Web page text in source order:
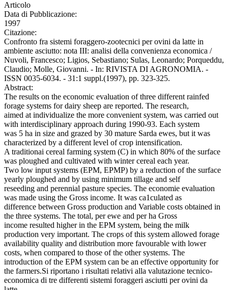
Articolo
Data di Pubblicazione:
1997
Citazione:
Confronto fra sistemi foraggero-zootecnici per ovini da latte in
ambiente asciutto: nota III: analisi della convenienza economica /
Nuvoli, Francesco; Ligios, Sebastiano; Sulas, Leonardo; Porqueddu,
Claudio; Molle, Giovanni. - In: RIVISTA DI AGRONOMIA. -
ISSN 0035-6034. - 31:1 suppl.(1997), pp. 323-325.
Abstract:
The results on the economic evaluation of three different rainfed
forage systems for dairy sheep are reported. The research,
aimed at individualize the more convenient system, was carried out
with interdisciplinary approach during 1990-93. Each system
was 5 ha in size and grazed by 30 mature Sarda ewes, but it was
characterized by a different level of crop intensification.
A traditionai cereal farming system (C) in which 80% of the surface
was ploughed and cultivated with winter cereal each year.
Two low input systems (EPM, EPMP) by a reduction of the surface
yearly ploughed and by using minimum tillage and self
reseeding and perennial pasture species. The economie evaluation
was made using the Gross income. It was ca1culated as
difference between Gross production and Variable costs obtained in
the three systems. The total, per ewe and per ha Gross
income resulted higher in the EPM system, being the milk
production very important. The crops of this system allowed forage
availability quality and distribution more favourable with lower
costs, when compared to those of the other systems. The
introduction of the EPM system can be an effective opportunity for
the farmers.Si riportano i risultati relativi alla valutazione tecnico-
economica di tre differenti sistemi foraggeri asciutti per ovini da